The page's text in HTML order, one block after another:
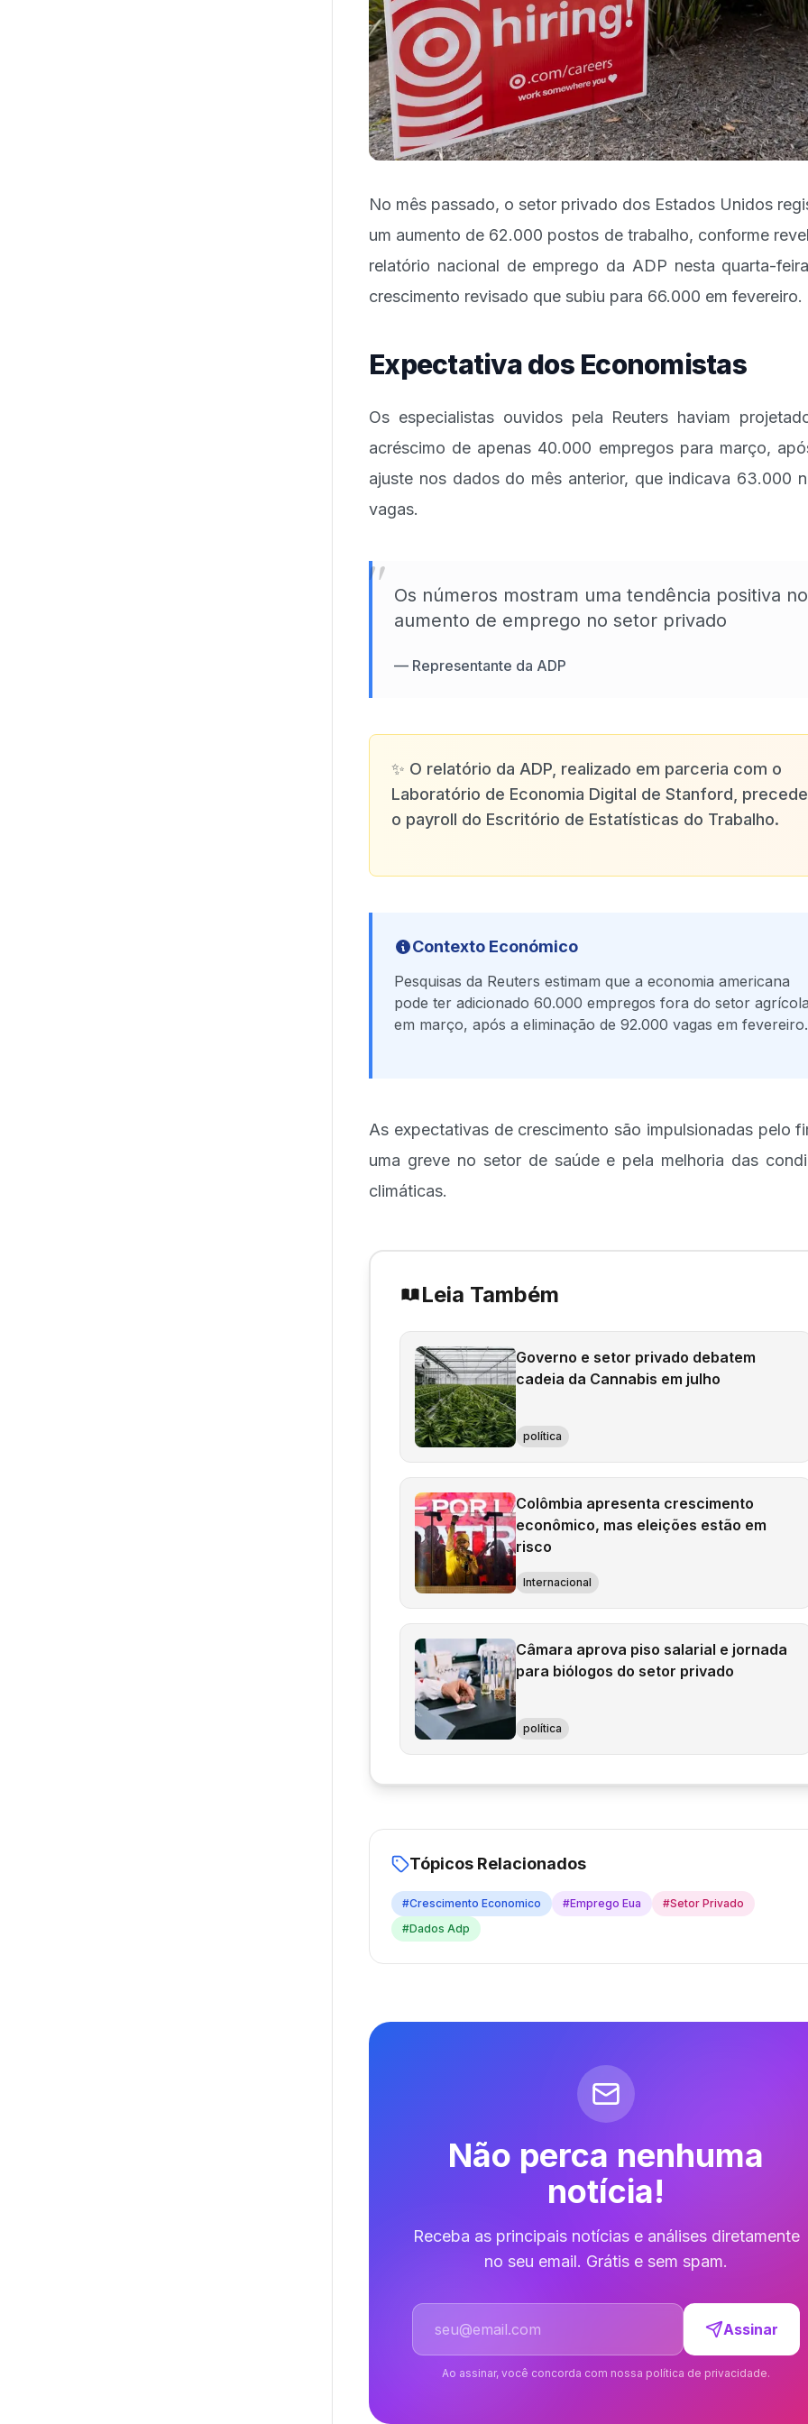
No mês passado, o setor privado dos Estados Unidos
um aumento de 62.000 postos de trabalho, conforme
relatório nacional de emprego da ADP nesta quarta-
crescimento revisado que subiu para 66.000 em fevereiro.
Expectativa dos Economistas
Os especialistas ouvidos pela Reuters haviam
acréscimo de apenas 40.000 empregos para março,
ajuste nos dados do mês anterior, que indicava 63.000
vagas.
" Os números mostram uma tendência positiva no
aumento de emprego no setor privado
— Representante da ADP
✨ O relatório da ADP, realizado em parceria com o
Laboratório de Economia Digital de Stanford, precede
o payroll do Escritório de Estatísticas do Trabalho.
Contexto Económico
Pesquisas da Reuters estimam que a economia americana
pode ter adicionado 60.000 empregos fora do setor agrícola
em março, após a eliminação de 92.000 vagas em fevereiro.
As expectativas de crescimento são impulsionadas pelo
uma greve no setor de saúde e pela melhoria das
climáticas.
Leia Também
Governo e setor privado debatem
cadeia da Cannabis em julho
política
Colômbia apresenta crescimento
econômico, mas eleições estão em
risco
Internacional
Câmara aprova piso salarial e jornada
para biólogos do setor privado
política
Tópicos Relacionados
#Crescimento Economico #Emprego Eua #Setor Privado
#Dados Adp
Não perca nenhuma
notícia!
Receba as principais notícias e análises diretamente
no seu email. Grátis e sem spam.
Endereço de email
Assinar
Ao assinar, você concorda com nossa política de privacidade.